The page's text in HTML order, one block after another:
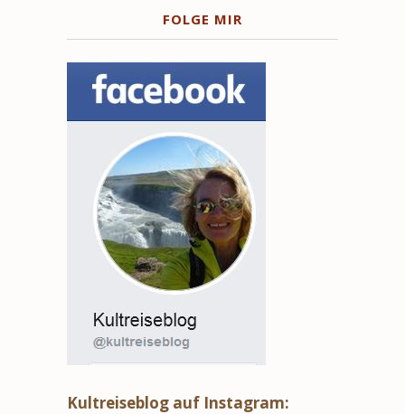
FOLGE MIR
Kultreiseblog auf Instagram: